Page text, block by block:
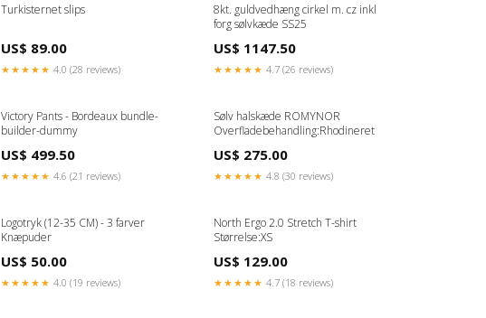
Turkisternet slips
US$ 89.00
★★★★★ 4.0 (28 reviews)
8kt. guldvedhæng cirkel m. cz inkl
forg sølvkæde SS25
US$ 1147.50
★★★★★ 4.7 (26 reviews)
Victory Pants - Bordeaux bundle-
builder-dummy
US$ 499.50
★★★★★ 4.6 (21 reviews)
Sølv halskæde ROMYNOR
Overfladebehandling:Rhodineret
US$ 275.00
★★★★★ 4.8 (30 reviews)
Logotryk (12-35 CM) - 3 farver
Knæpuder
US$ 50.00
★★★★★ 4.0 (19 reviews)
North Ergo 2.0 Stretch T-shirt
Størrelse:XS
US$ 129.00
★★★★★ 4.7 (18 reviews)